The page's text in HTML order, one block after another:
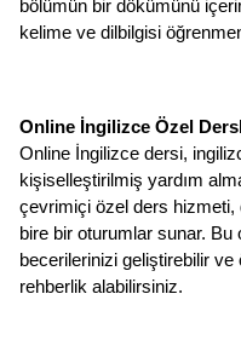
bölümün bir dökümünü
kelime ve dilbilgisi
Online İngilizce Özel
Online İngilizce dersi,
kişiselleştirilmiş yardım
çevrimiçi özel ders hizmeti,
bire bir oturumlar sunar. Bu
becerilerinizi geliştirebilir
rehberlik alabilirsiniz.